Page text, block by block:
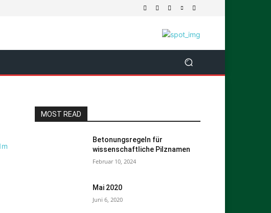
MOST READ
Betonungsregeln für
wissenschaftliche Pilznamen
Februar 10, 2024
Mai 2020
Juni 6, 2020